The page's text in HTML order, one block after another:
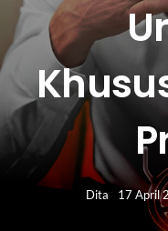
Search
Dita 17 April